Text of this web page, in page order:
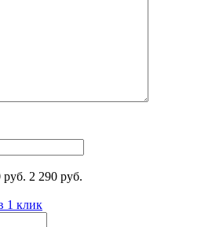
руб. 2 290 руб.
1 клик